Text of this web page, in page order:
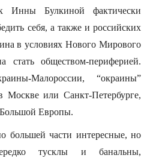
Инны Булкиной фактически
себя, а также и российских
в условиях Нового Мирового
стать обществом-периферией.
Малороссии, “окраины”
Москве или Санкт-Петербурге,
Большой Европы.
части интересные, но
тусклы и банальны,